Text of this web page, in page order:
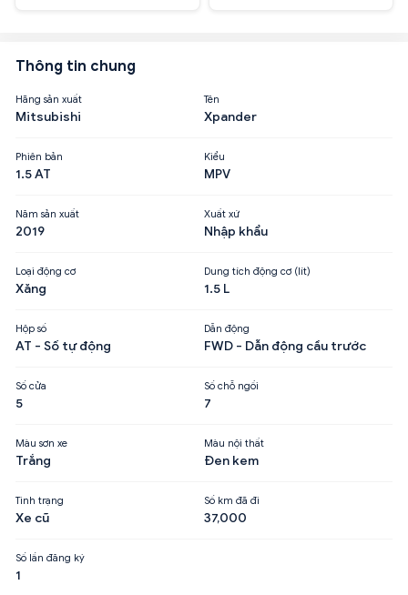
Thông tin chung
Hãng sản xuất
Mitsubishi
Tên
Xpander
Phiên bản
1.5 AT
Kiểu
MPV
Năm sản xuất
2019
Xuất xứ
Nhập khẩu
Loại động cơ
Xăng
Dung tích động cơ (lít)
1.5 L
Hộp số
AT - Số tự động
Dẫn động
FWD - Dẫn động cầu trước
Số cửa
5
Số chỗ ngồi
7
Màu sơn xe
Trắng
Màu nội thất
Đen kem
Tình trạng
Xe cũ
Số km đã đi
37,000
Số lần đăng ký
1